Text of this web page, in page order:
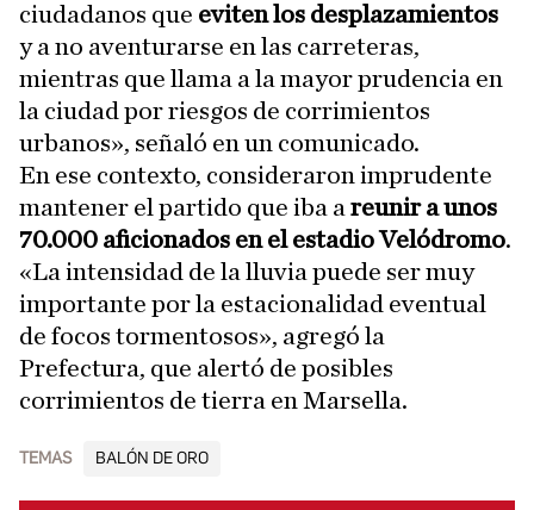
ciudadanos que eviten los desplazamientos
y a no aventurarse en las carreteras,
mientras que llama a la mayor prudencia en
la ciudad por riesgos de corrimientos
urbanos», señaló en un comunicado.
En ese contexto, consideraron imprudente
mantener el partido que iba a reunir a unos
70.000 aficionados en el estadio Velódromo.
«La intensidad de la lluvia puede ser muy
importante por la estacionalidad eventual
de focos tormentosos», agregó la
Prefectura, que alertó de posibles
corrimientos de tierra en Marsella.
TEMAS BALÓN DE ORO